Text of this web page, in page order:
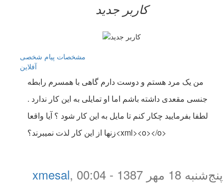
کاربر جدید
مشخصات پیام شخصی
آفلاين
من یک مرد هستم و دوست دارم گاهی با همسرم رابطه
جنسی مقعدی داشته باشم اما او تمایلی به این کار ندارد .
لطفا بفرمایید چکار کنم تا مایل به این کار شود ؟ آیا واقعا
زنها از این کار لذت نمیبرند؟<xml><o></o>
xmesal,
پنج‌شنبه 18 مهر 1387 - 00:04